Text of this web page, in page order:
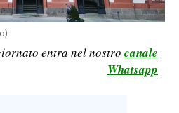
entra nel nostro canale
Whatsapp